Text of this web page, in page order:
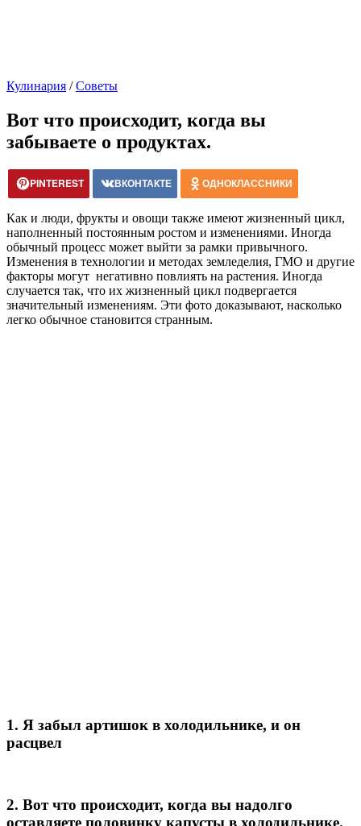
Кулинария /Советы
Вот что происходит, когда вы
забываете о продуктах.
PINTEREST ВКОНТАКТЕ ОДНОКЛАССНИКИ
Как и люди, фрукты и овощи также имеют жизненный цикл,
наполненный постоянным ростом и изменениями. Иногда
обычный процесс может выйти за рамки привычного.
Изменения в технологии и методах земледелия, ГМО и другие
факторы могут негативно повлиять на растения. Иногда
случается так, что их жизненный цикл подвергается
значительный изменениям. Эти фото доказывают, насколько
легко обычное становится странным.
1. Я забыл артишок в холодильнике, и он
расцвел
2. Вот что происходит, когда вы надолго
оставляете половинку капусты в холодильнике.